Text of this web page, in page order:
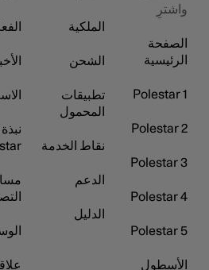
واشترِ
الصفحة
الرئيسية
Polestar 1
Polestar 2
Polestar 3
Polestar 4
Polestar 5
الأسطول
الملكية
الشحن
تطبيقات
المحمول
نقاط الخدمة
الدعم
الدليل